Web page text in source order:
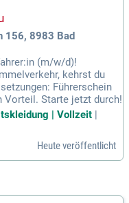
156, 8983 Bad
(m/w/d)!
kehrst du
Führerschein
Vorteil. Starte jetzt durch!
| Vollzeit
Heute veröffentlicht